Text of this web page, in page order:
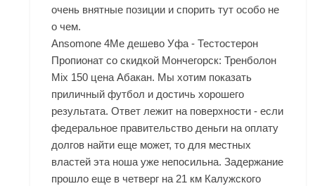
очень внятные позиции и спорить тут особо не
о чем.
Ansomone 4Me дешево Уфа - Тестостерон
Пропионат со скидкой Мончегорск: Тренболон
Mix 150 цена Абакан. Мы хотим показать
приличный футбол и достичь хорошего
результата. Ответ лежит на поверхности - если
федеральное правительство деньги на оплату
долгов найти еще может, то для местных
властей эта ноша уже непосильна. Задержание
прошло еще в четверг на 21 км Калужского